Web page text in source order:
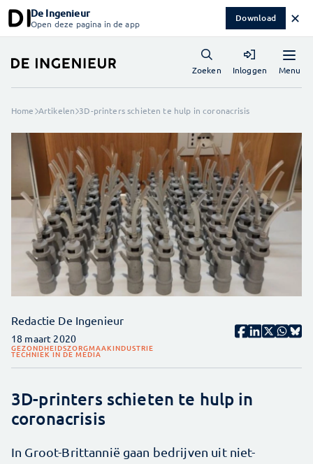
De Ingenieur
Open deze pagina in de app Download ✕
Menu
Zoeken Inloggen
Home Artikelen 3D-printers schieten te hulp in coronacrisis
Redactie De Ingenieur
18 maart 2020
GEZONDHEIDSZORGMAAKINDUSTRIE
TECHNIEK IN DE MEDIA
3D-printers schieten te hulp in
coronacrisis
In Groot-Brittannië gaan bedrijven uit niet-